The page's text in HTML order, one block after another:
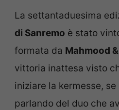
La settantaduesima
di Sanremo è stato
formata da Mahmood
vittoria inattesa visto
iniziare la kermesse,
parlando del duo che